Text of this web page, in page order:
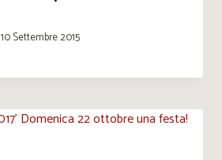
10 Settembre 2015